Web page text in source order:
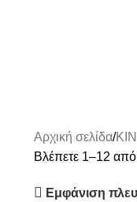
Αρχική σελίδα
Βλέπετε 1–12
Εμφάνιση